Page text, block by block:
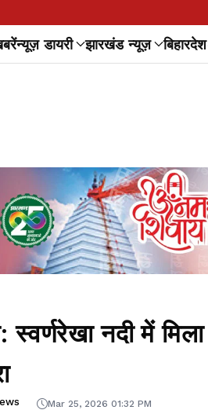
न्यूज़ डायरी झारखंड न्यूज़ बिहार
स्वर्णरेखा नदी में
Mar 25, 2026 01:32 PM